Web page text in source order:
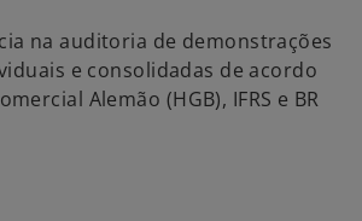
na auditoria de demonstrações
e consolidadas de acordo
Alemão (HGB), IFRS e BR